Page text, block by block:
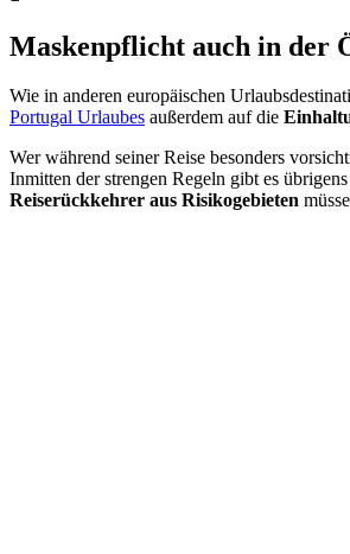
Maskenpflicht auch in der
Wie in anderen europäischen
Portugal Urlaubes außerdem auf die
Wer während seiner Reise besonders
Inmitten der strengen Regeln gibt es
Reiserückkehrer aus Risikogebieten